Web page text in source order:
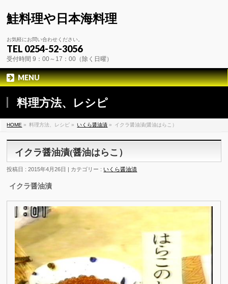
鮭料理や日本海料理
お気軽にお問い合わせください。
TEL 0254-52-3056
受付時間 9：00～17：00（除く日曜）
MENU
料理方法、レシピ
HOME » 料理方法、レシピ » いくら醤油漬 » イクラ醤油漬(醤油はらこ）
イクラ醤油漬(醤油はらこ）
投稿日 : 2015年4月26日 | カテゴリー : いくら醤油漬
イクラ醤油漬